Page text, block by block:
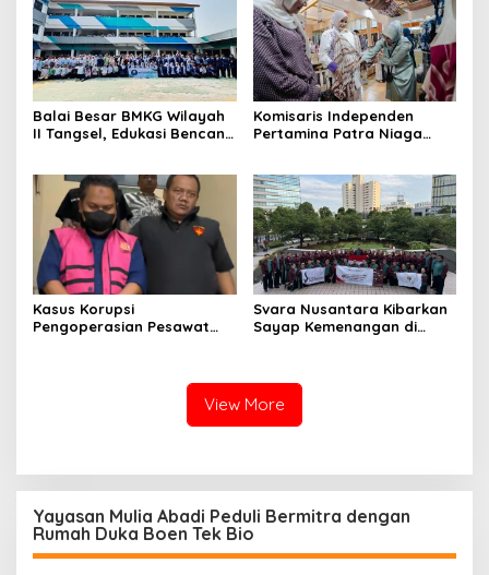
Balai Besar BMKG Wilayah
II Tangsel, Edukasi Bencana
23
Komisaris Independen
Pertamina Patra Niaga
Sentuhan Kemanusiaan dan
Keberlanjutan
Kasus Korupsi
Pengoperasian Pesawat
Svara Nusantara Kibarkan
Sayap Kemenangan di
View More
Yayasan Mulia Abadi Peduli Bermitra dengan
Rumah Duka Boen Tek Bio